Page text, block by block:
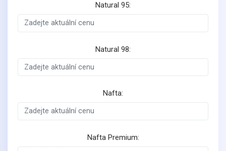
Natural 95:
Natural 98:
Nafta:
Nafta Premium: